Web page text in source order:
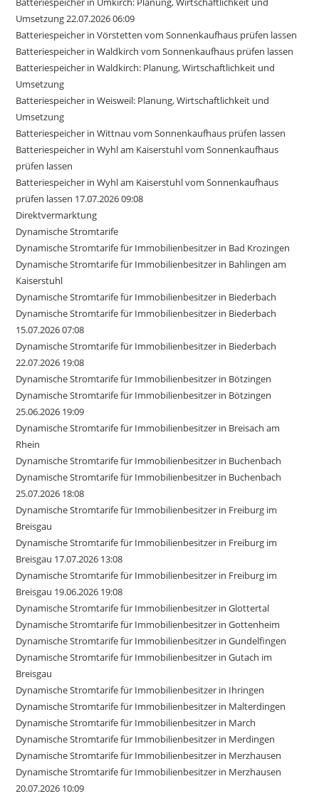
Umsetzung 22.07.2026 06:09
Batteriespeicher in Vörstetten vom Sonnenkaufhaus prüfen lassen
Batteriespeicher in Waldkirch vom Sonnenkaufhaus prüfen lassen
Batteriespeicher in Waldkirch: Planung, Wirtschaftlichkeit und
Umsetzung
Batteriespeicher in Weisweil: Planung, Wirtschaftlichkeit und
Umsetzung
Batteriespeicher in Wittnau vom Sonnenkaufhaus prüfen lassen
Batteriespeicher in Wyhl am Kaiserstuhl vom Sonnenkaufhaus
prüfen lassen
Batteriespeicher in Wyhl am Kaiserstuhl vom Sonnenkaufhaus
prüfen lassen 17.07.2026 09:08
Direktvermarktung
Dynamische Stromtarife
Dynamische Stromtarife für Immobilienbesitzer in Bad Krozingen
Dynamische Stromtarife für Immobilienbesitzer in Bahlingen am
Kaiserstuhl
Dynamische Stromtarife für Immobilienbesitzer in Biederbach
Dynamische Stromtarife für Immobilienbesitzer in Biederbach
15.07.2026 07:08
Dynamische Stromtarife für Immobilienbesitzer in Biederbach
22.07.2026 19:08
Dynamische Stromtarife für Immobilienbesitzer in Bötzingen
Dynamische Stromtarife für Immobilienbesitzer in Bötzingen
25.06.2026 19:09
Dynamische Stromtarife für Immobilienbesitzer in Breisach am
Rhein
Dynamische Stromtarife für Immobilienbesitzer in Buchenbach
Dynamische Stromtarife für Immobilienbesitzer in Buchenbach
25.07.2026 18:08
Dynamische Stromtarife für Immobilienbesitzer in Freiburg im
Breisgau
Dynamische Stromtarife für Immobilienbesitzer in Freiburg im
Breisgau 17.07.2026 13:08
Dynamische Stromtarife für Immobilienbesitzer in Freiburg im
Breisgau 19.06.2026 19:08
Dynamische Stromtarife für Immobilienbesitzer in Glottertal
Dynamische Stromtarife für Immobilienbesitzer in Gottenheim
Dynamische Stromtarife für Immobilienbesitzer in Gundelfingen
Dynamische Stromtarife für Immobilienbesitzer in Gutach im
Breisgau
Dynamische Stromtarife für Immobilienbesitzer in Ihringen
Dynamische Stromtarife für Immobilienbesitzer in Malterdingen
Dynamische Stromtarife für Immobilienbesitzer in March
Dynamische Stromtarife für Immobilienbesitzer in Merdingen
Dynamische Stromtarife für Immobilienbesitzer in Merzhausen
Dynamische Stromtarife für Immobilienbesitzer in Merzhausen
20.07.2026 10:09